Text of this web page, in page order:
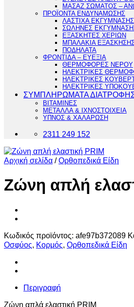
ΜΑΣΑΖ ΣΩΜΑΤΟΣ –
ΠΡΟΪΟΝΤΑ ΕΝΔΥΝΑΜΩΣΗΣ
ΛΑΣΤΙΧΑ ΕΚΓΥΜΝΑΣΗΣ
ΣΩΛΗΝΕΣ
ΕΞΑΣΚΗΤΕΣ ΧΕΡΙΩΝ
ΜΠΑΛΑΚΙΑ
ΠΟΔΗΛΑΤΑ
ΦΡΟΝΤΙΔΑ – ΕΥΕΞΙΑ
ΘΕΡΜΟΦΟΡΕΣ ΝΕΡΟΥ
ΗΛΕΚΤΡΙΚΕΣ
ΗΛΕΚΤΡΙΚΕΣ
ΗΛΕΚΤΡΙΚΕΣ
ΣΥΜΠΛΗΡΩΜΑΤΑ
ΒΙΤΑΜΙΝΕΣ
ΜΕΤΑΛΛΑ & ΙΧΝΟΣΤΟΙΧΕΙΑ
ΥΠΝΟΣ & ΧΑΛΑΡΩΣΗ
2311 249 152
Αρχική σελίδα / Ορθοπεδικά Είδη
Ζώνη απλή
Κωδικός προϊόντος: afe97b372089
Οσφύος, Κορμός, Ορθοπεδικά Είδη
Περιγραφή
Ζώνη απλά ελαστική PRIM